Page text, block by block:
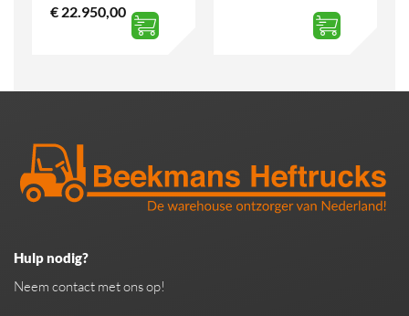
€22.950,00
Hulp nodig?
Neem contact met ons op!